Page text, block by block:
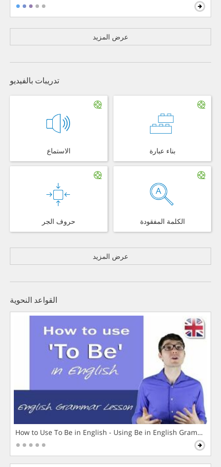
عرض المزيد
تدريبات بالفيديو
الاستماع بناء عبارة
حروف الجر الكلمة المفقودة
عرض المزيد
القواعد النحوية
How to Use To Be in English - Using Be in English Grammar